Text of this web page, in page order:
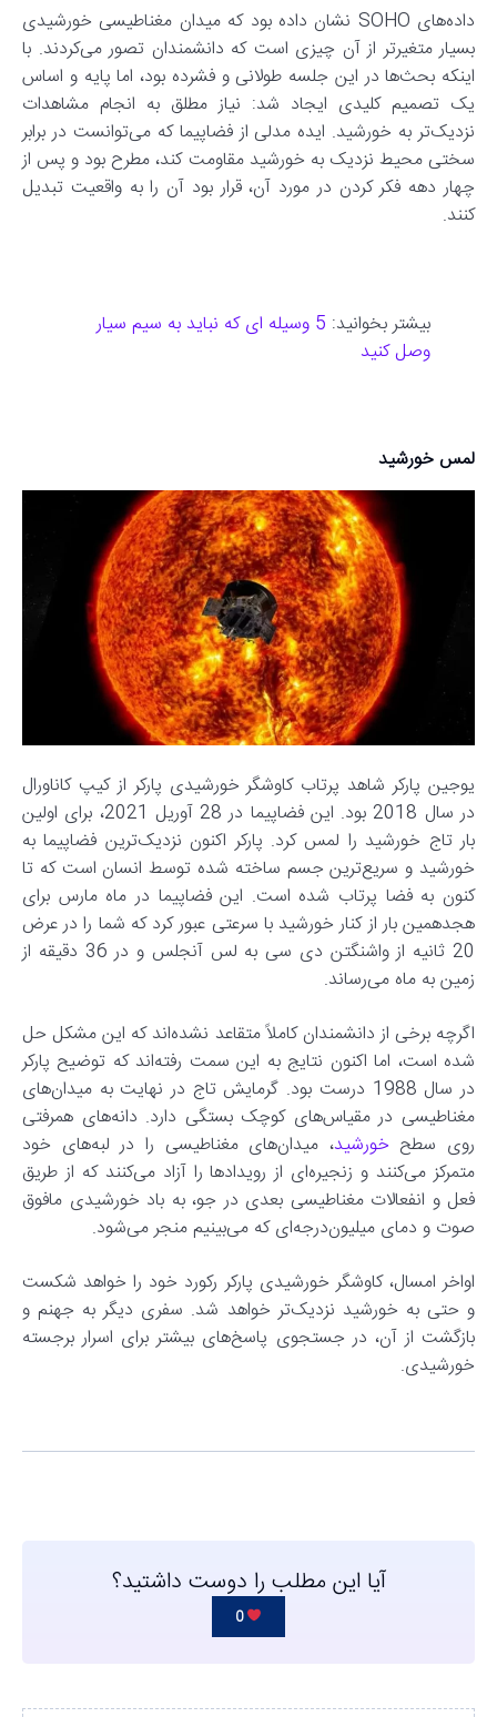
داده‌های SOHO نشان داده بود که میدان مغناطیسی خورشیدی
بسیار متغیرتر از آن چیزی است که دانشمندان تصور می‌کردند. با
اینکه بحث‌ها در این جلسه طولانی و فشرده بود، اما پایه و اساس
یک تصمیم کلیدی ایجاد شد: نیاز مطلق به انجام مشاهدات
نزدیک‌تر به خورشید. ایده مدلی از فضاپیما که می‌توانست در برابر
سختی محیط نزدیک به خورشید مقاومت کند، مطرح بود و پس از
چهار دهه فکر کردن در مورد آن، قرار بود آن را به واقعیت تبدیل
کنند.
بیشتر بخوانید:
5 وسیله ای که نباید به سیم سیار
وصل کنید
لمس خورشید
یوجین پارکر شاهد پرتاب کاوشگر خورشیدی پارکر از کیپ کاناورال
در سال 2018 بود. این فضاپیما در 28 آوریل 2021، برای اولین
بار تاج خورشید را لمس کرد. پارکر اکنون نزدیک‌ترین فضاپیما به
خورشید و سریع‌ترین جسم ساخته شده توسط انسان است که تا
کنون به فضا پرتاب شده است. این فضاپیما در ماه مارس برای
هجدهمین بار از کنار خورشید با سرعتی عبور کرد که شما را در عرض
20 ثانیه از واشنگتن دی سی به لس آنجلس و در 36 دقیقه از
زمین به ماه می‌رساند.
اگرچه برخی از دانشمندان کاملاً متقاعد نشده‌اند که این مشکل حل
شده است، اما اکنون نتایج به این سمت رفته‌اند که توضیح پارکر
در سال 1988 درست بود. گرمایش تاج در نهایت به میدان‌های
مغناطیسی در مقیاس‌های کوچک بستگی دارد. دانه‌های همرفتی
روی سطح خورشید، میدان‌های مغناطیسی را در لبه‌های خود
متمرکز می‌کنند و زنجیره‌ای از رویدادها را آزاد می‌کنند که از طریق
فعل و انفعالات مغناطیسی بعدی در جو، به باد خورشیدی مافوق
صوت و دمای میلیون‌درجه‌ای که می‌بینیم منجر می‌شود.
اواخر امسال، کاوشگر خورشیدی پارکر رکورد خود را خواهد شکست
و حتی به خورشید نزدیک‌تر خواهد شد. سفری دیگر به جهنم و
بازگشت از آن، در جستجوی پاسخ‌های بیشتر برای اسرار برجسته
خورشیدی.
آیا این مطلب را دوست داشتید؟
0